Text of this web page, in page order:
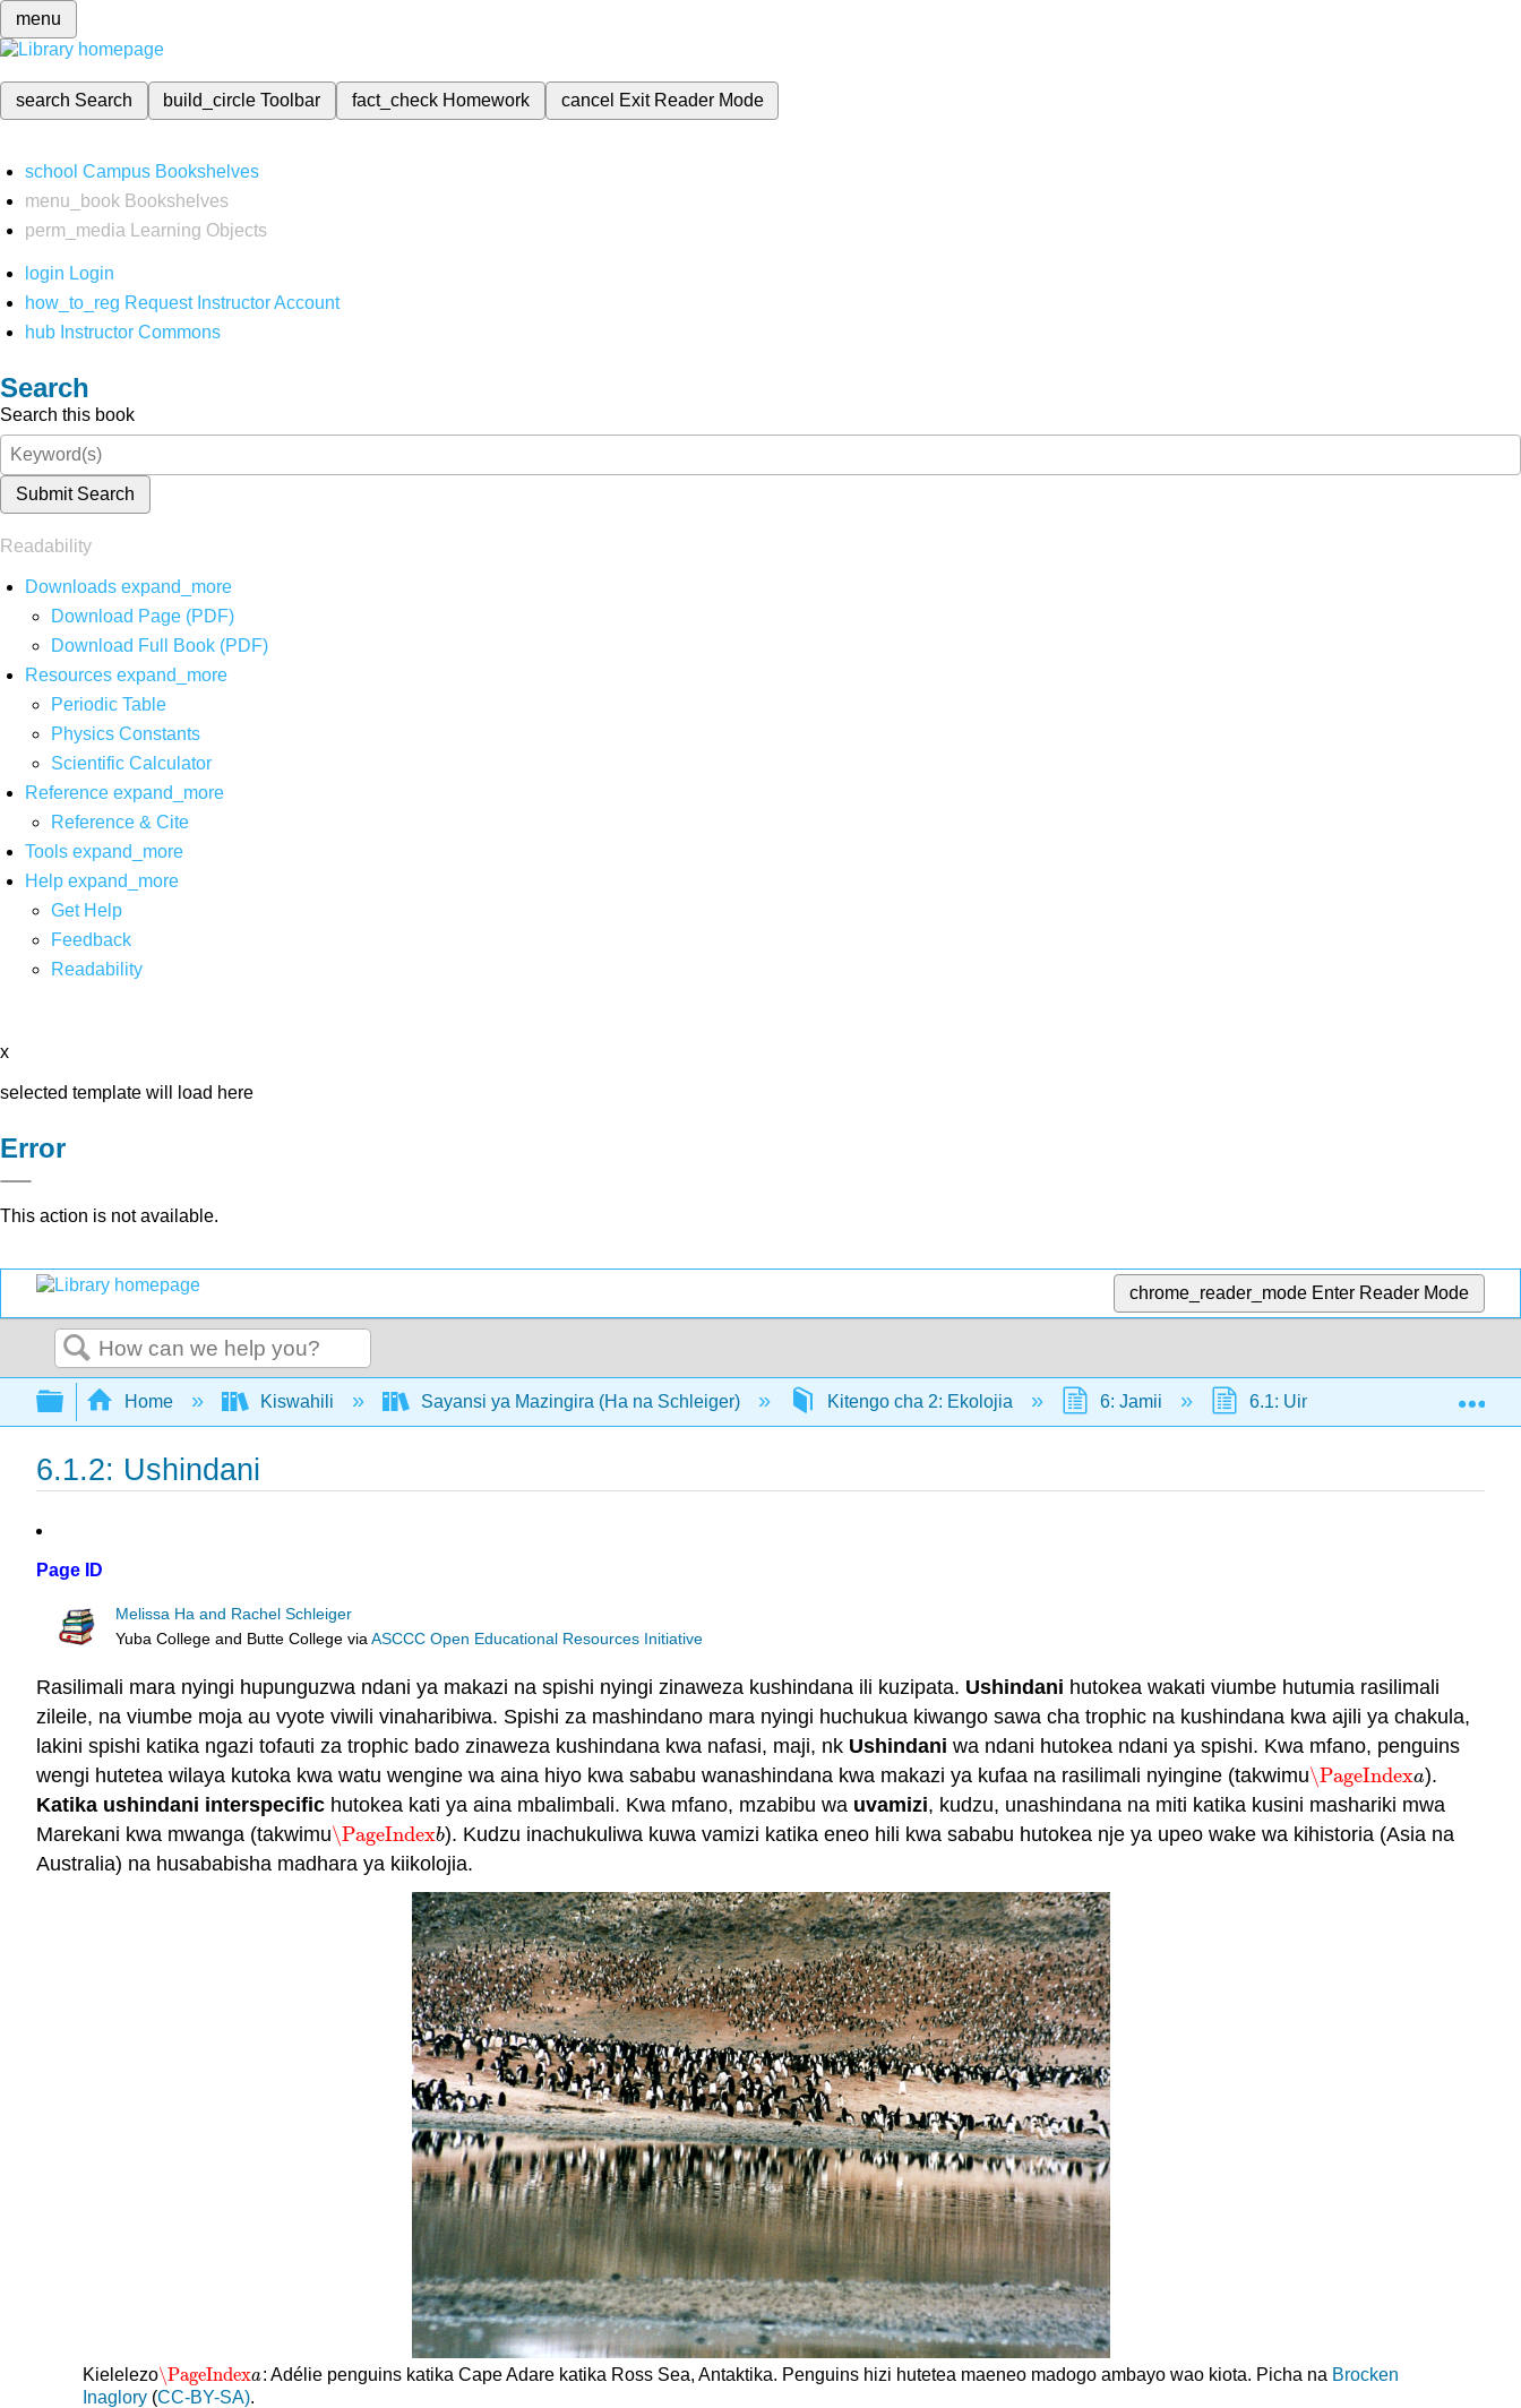
menu
search Search build_circleToolbar fact_check Homework cancel Exit Reader Mode
school Campus Bookshelves
menu_book Bookshelves
perm_media
Learning Objects
login Login
how_to_reg Request Instructor Account
hub Instructor Commons
Search
Search this book
Submit Search
Readability
Downloads expand_more
Download Page (PDF)
Download Full Book (PDF)
Resources expand_more
Periodic Table
Physics Constants
Scientific Calculator
Reference expand_more
Reference & Cite
Tools expand_more
Help expand_more
Get Help
Feedback
Readability
x
selected template will load here
Error
This action is not available.
chrome_reader_mode Enter Reader Mode
Search
Expand/collapse global hierarchy
Home Kiswahili Sayansi ya Mazingira (Ha na Schleiger) Kitengo cha 2: Ekolojia 6: Jamii 6.1: Uingiliano wa Biotic
6.1.2: Ushindani
Page ID
Melissa Ha and Rachel Schleiger
Yuba College and Butte College viaASCCC Open Educational Resources Initiative
Rasilimali mara nyingi hupunguzwa ndani ya makazi na spishi nyingi zinaweza kushindana ili kuzipata. Ushindani hutokea wakati viumbe hutumia rasilimali
zileile, na viumbe moja au vyote viwili vinaharibiwa. Spishi za mashindano mara nyingi huchukua kiwango sawa cha trophic na kushindana kwa ajili ya chakula,
lakini spishi katika ngazi tofauti za trophic bado zinaweza kushindana kwa nafasi, maji, nk Ushindani wa ndani hutokea ndani ya spishi. Kwa mfano, penguins
wengi hutetea wilaya kutoka kwa watu wengine wa aina hiyo kwa sababu wanashindana kwa makazi ya kufaa na rasilimali nyingine (takwimu\PageIndexa
\PageIndexa).
Katika ushindani interspecific hutokea kati ya aina mbalimbali. Kwa mfano, mzabibu wa uvamizi, kudzu, unashindana na miti katika kusini mashariki mwa
Marekani kwa mwanga (takwimu\PageIndexb
\PageIndexb). Kudzu inachukuliwa kuwa vamizi katika eneo hili kwa sababu hutokea nje ya upeo wake wa kihistoria (Asia na
Australia) na husababisha madhara ya kiikolojia.
Kielelezo\PageIndexa
\PageIndexa: Adélie penguins katika Cape Adare katika Ross Sea, Antaktika. Penguins hizi hutetea maeneo madogo ambayo wao kiota. Picha na Brocken
Inaglory (CC-BY-SA).